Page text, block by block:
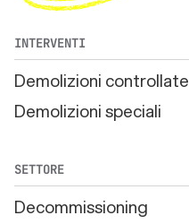
INTERVENTI
Demolizioni controllate
Demolizioni speciali
SETTORE
Decommissioning